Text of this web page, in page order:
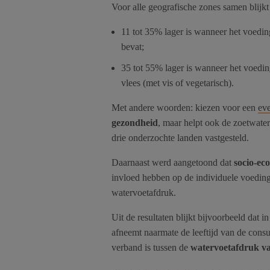
Voor alle geografische zones samen
11 tot 35% lager is wanneer het
bevat;
35 tot 55% lager is wanneer het
vlees (met vis of vegetarisch).
Met andere woorden: kiezen voor een
gezondheid, maar helpt ook de
drie onderzochte landen vastgesteld.
Daarnaast werd aangetoond dat socio-
invloed hebben op de individuele
watervoetafdruk.
Uit de resultaten blijkt bijvoorbeeld dat in
afneemt naarmate de leeftijd van de
verband is tussen de watervoetafdruk